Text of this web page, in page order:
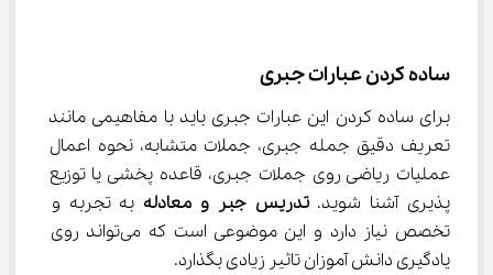
ساده کردن عبارات جبری
برای ساده کردن این عبارات جبری باید با مفاهیمی مانند
تعریف دقیق جمله جبری، جملات متشابه، نحوه اعمال
عملیات ریاضی روی جملات جبری، قاعده پخشی یا توزیع
پذیری آشنا شوید. تدریس جبر و معادله به تجربه و
تخصص نیاز دارد و این موضوعی است که می‌تواند روی
یادگیری دانش آموزان تاثیر زیادی بگذارد.